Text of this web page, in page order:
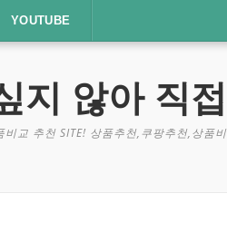
YOUTUBE
지 않아 직
교 추천 SITE! 상품추천,쿠팡추천,상품